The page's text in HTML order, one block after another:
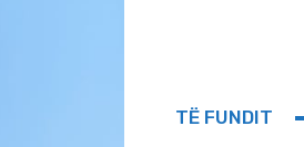
TË FUNDIT